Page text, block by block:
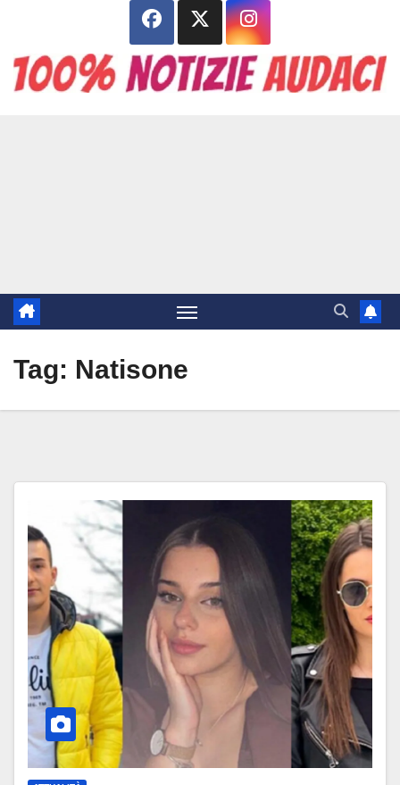
contenuto
Tag: Natisone